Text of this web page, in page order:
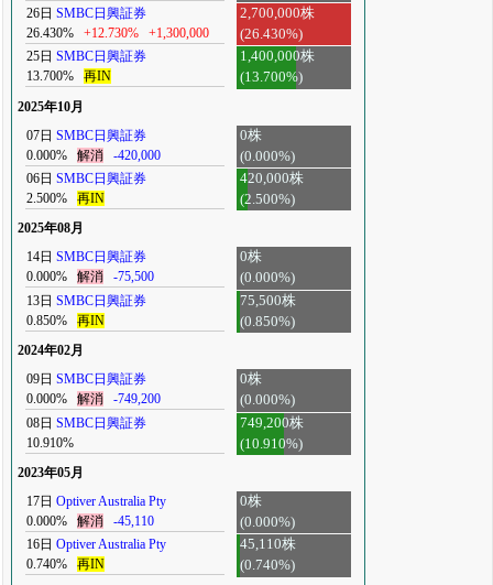
26日 SMBC日興証券
26.430%
+12.730% +1,300,000
2,700,000株
(26.430%)
25日 SMBC日興証券
13.700%
再IN
1,400,000株
(13.700%)
2025年10月
07日 SMBC日興証券
0.000%
解消 -420,000
0株
(0.000%)
06日 SMBC日興証券
2.500%
再IN
420,000株
(2.500%)
2025年08月
14日 SMBC日興証券
0.000%
解消 -75,500
0株
(0.000%)
13日 SMBC日興証券
0.850%
再IN
75,500株
(0.850%)
2024年02月
09日 SMBC日興証券
0.000%
解消 -749,200
0株
(0.000%)
08日 SMBC日興証券
10.910%
749,200株
(10.910%)
2023年05月
17日 Optiver Australia Pty
0.000%
解消 -45,110
0株
(0.000%)
16日 Optiver Australia Pty
0.740%
再IN
45,110株
(0.740%)